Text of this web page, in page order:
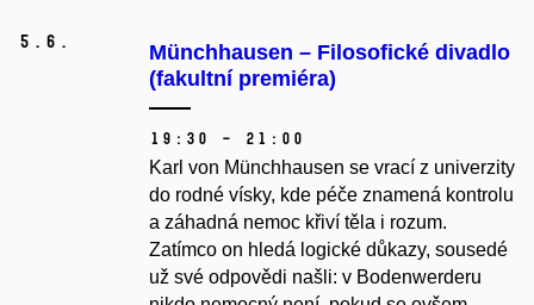
5. 6.
Münchhausen –⁠⁠⁠⁠⁠⁠ Filosofické divadlo
(fakultní premiéra)
19:30 – 21:00
Karl von Münchhausen se vrací z univerzity
do rodné vísky, kde péče znamená kontrolu
a záhadná nemoc křiví těla i rozum.
Zatímco on hledá logické důkazy, sousedé
už své odpovědi našli: v Bodenwerderu